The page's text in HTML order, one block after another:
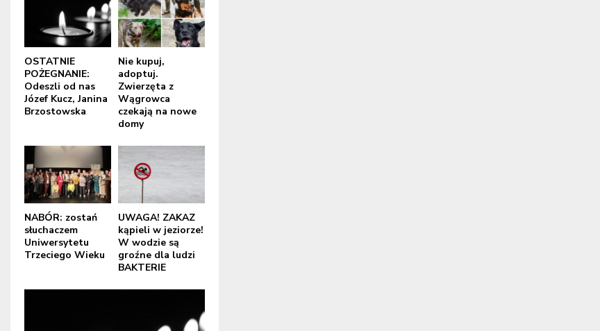
OSTATNIE
POŻEGNANIE:
Odeszli od nas
Józef Kucz, Janina
Brzostowska
Nie kupuj,
adoptuj.
Zwierzęta z
Wągrowca
czekają na nowe
domy
NABÓR: zostań
słuchaczem
Uniwersytetu
Trzeciego Wieku
UWAGA! ZAKAZ
kąpieli w jeziorze!
W wodzie są
groźne dla ludzi
BAKTERIE